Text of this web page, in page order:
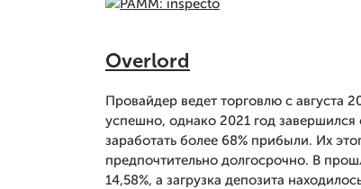
Overlord
Провайдер ведет торговлю с августа
успешно, однако 2021 год
заработать более 68% прибыли. Их
предпочтительно долгосрочно. В
14,58%, а загрузка депозита